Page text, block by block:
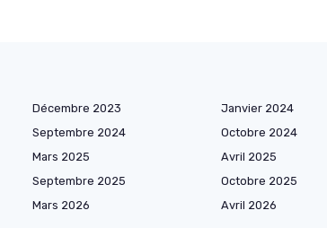
Décembre 2023 Janvier 2024
Septembre 2024 Octobre 2024
Mars 2025 Avril 2025
Septembre 2025 Octobre 2025
Mars 2026 Avril 2026